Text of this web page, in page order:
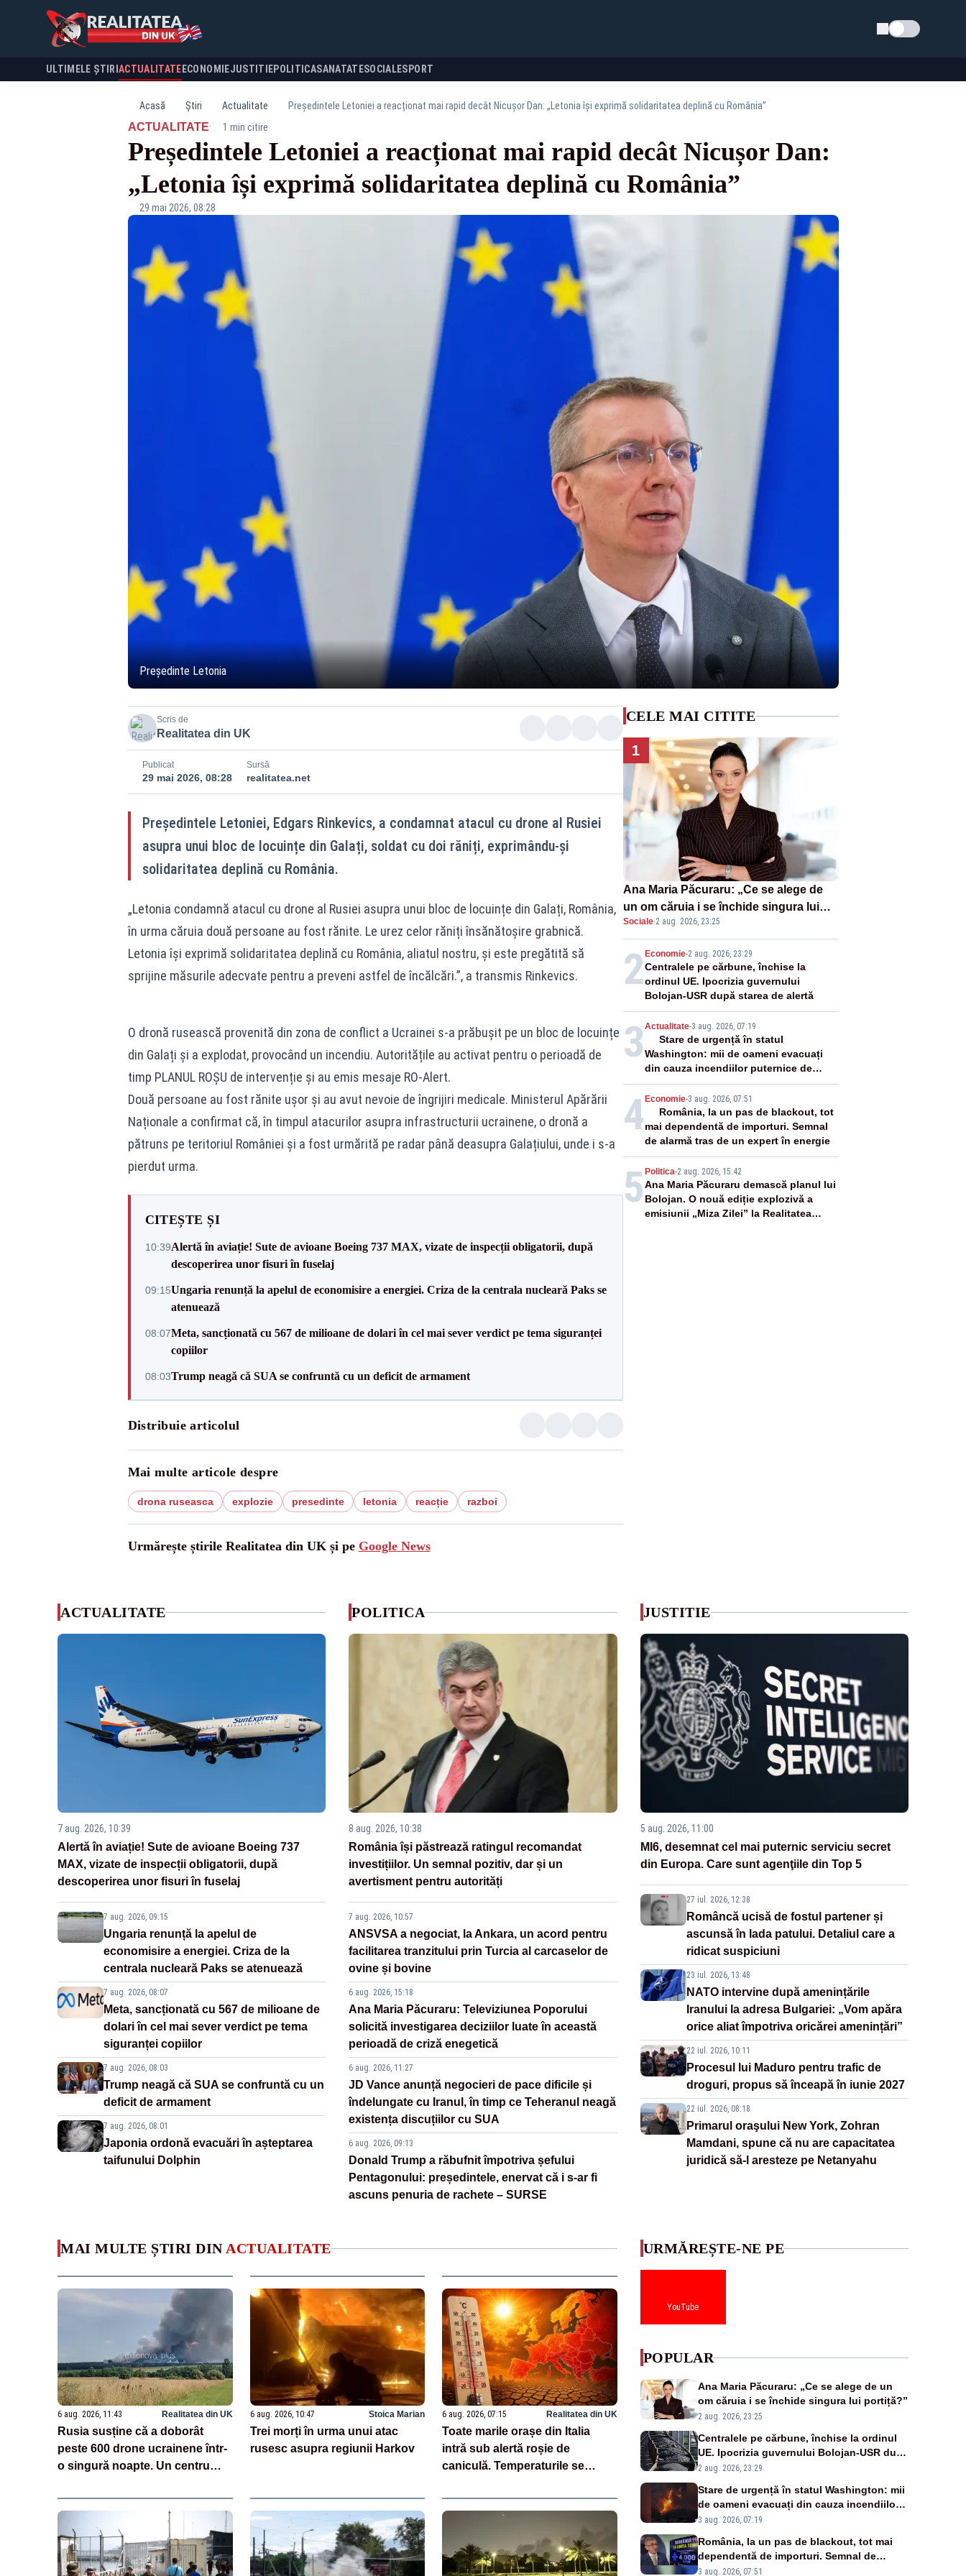
Schimba tema
ULTIMELE ȘTIRI ACTUALITATE ECONOMIEJUSTITIEPOLITICASANATATESOCIALESPORT
Acasă Știri Actualitate Președintele Letoniei a reacționat mai rapid decât Nicușor Dan: „Letonia își exprimă solidaritatea deplină cu România”
ACTUALITATE· 1 min citire
Președintele Letoniei a reacționat mai rapid decât Nicușor Dan:
„Letonia își exprimă solidaritatea deplină cu România”
29 mai 2026, 08:28
Președinte Letonia
Scris de
Realitatea din UK
Publicat
29 mai 2026, 08:28
Sursă
realitatea.net
Președintele Letoniei, Edgars Rinkevics, a condamnat atacul cu drone al Rusiei
asupra unui bloc de locuințe din Galați, soldat cu doi răniți, exprimându-și
solidaritatea deplină cu România.
„Letonia condamnă atacul cu drone al Rusiei asupra unui bloc de locuințe din Galați, România,
în urma căruia două persoane au fost rănite. Le urez celor răniți însănătoșire grabnică.
Letonia își exprimă solidaritatea deplină cu România, aliatul nostru, și este pregătită să
sprijine măsurile adecvate pentru a preveni astfel de încălcări.”, a transmis Rinkevics.
O dronă rusească provenită din zona de conflict a Ucrainei s-a prăbușit pe un bloc de locuințe
din Galați și a explodat, provocând un incendiu. Autoritățile au activat pentru o perioadă de
timp PLANUL ROȘU de intervenție și au emis mesaje RO-Alert.
Două persoane au fost rănite ușor și au avut nevoie de îngrijiri medicale. Ministerul Apărării
Naționale a confirmat că, în timpul atacurilor asupra infrastructurii ucrainene, o dronă a
pătruns pe teritoriul României și a fost urmărită pe radar până deasupra Galațiului, unde i s-a
pierdut urma.
CITEȘTE ȘI
10:39Alertă în aviație! Sute de avioane Boeing 737 MAX, vizate de inspecții obligatorii, după
descoperirea unor fisuri în fuselaj
09:15Ungaria renunță la apelul de economisire a energiei. Criza de la centrala nucleară Paks se
atenuează
08:07Meta, sancționată cu 567 de milioane de dolari în cel mai sever verdict pe tema siguranței
copiilor
08:03Trump neagă că SUA se confruntă cu un deficit de armament
Distribuie articolul
Mai multe articole despre
drona ruseasca explozie presedinte letonia reacție razboi
Urmărește știrile Realitatea din UK și pe Google News
CELE MAI CITITE
1
Ana Maria Păcuraru: „Ce se alege de
un om căruia i se închide singura lui
portiță?”
Sociale·2 aug. 2026, 23:25
2 Economie-2 aug. 2026, 23:29
Centralele pe cărbune, închise la
ordinul UE. Ipocrizia guvernului
Bolojan-USR după starea de alertă
3 Actualitate-3 aug. 2026, 07:19
Stare de urgență în statul
Washington: mii de oameni evacuați
din cauza incendiilor puternice de
vegetație
4 Economie-3 aug. 2026, 07:51
România, la un pas de blackout, tot
mai dependentă de importuri. Semnal
de alarmă tras de un expert în energie
5 Politica-2 aug. 2026, 15:42
Ana Maria Păcuraru demască planul lui
Bolojan. O nouă ediție explozivă a
emisiunii „Miza Zilei” la Realitatea
ACTUALITATE
7 aug. 2026, 10:39
Alertă în aviație! Sute de avioane Boeing 737
MAX, vizate de inspecții obligatorii, după
descoperirea unor fisuri în fuselaj
7 aug. 2026, 09:15
Ungaria renunță la apelul de
economisire a energiei. Criza de la
centrala nucleară Paks se atenuează
7 aug. 2026, 08:07
Meta, sancționată cu 567 de milioane de
dolari în cel mai sever verdict pe tema
siguranței copiilor
7 aug. 2026, 08:03
Trump neagă că SUA se confruntă cu un
deficit de armament
7 aug. 2026, 08:01
Japonia ordonă evacuări în așteptarea
taifunului Dolphin
POLITICA
8 aug. 2026, 10:38
România își păstrează ratingul recomandat
investițiilor. Un semnal pozitiv, dar și un
avertisment pentru autorități
7 aug. 2026, 10:57
ANSVSA a negociat, la Ankara, un acord pentru
facilitarea tranzitului prin Turcia al carcaselor de
ovine și bovine
6 aug. 2026, 15:18
Ana Maria Păcuraru: Televiziunea Poporului
solicită investigarea deciziilor luate în această
perioadă de criză enegetică
6 aug. 2026, 11:27
JD Vance anunță negocieri de pace dificile și
îndelungate cu Iranul, în timp ce Teheranul neagă
existența discuțiilor cu SUA
6 aug. 2026, 09:13
Donald Trump a răbufnit împotriva șefului
Pentagonului: președintele, enervat că i s-ar fi
ascuns penuria de rachete – SURSE
JUSTITIE
5 aug. 2026, 11:00
MI6, desemnat cel mai puternic serviciu secret
din Europa. Care sunt agenţiile din Top 5
27 iul. 2026, 12:38
Româncă ucisă de fostul partener și
ascunsă în lada patului. Detaliul care a
ridicat suspiciuni
23 iul. 2026, 13:48
NATO intervine după amenințările
Iranului la adresa Bulgariei: „Vom apăra
orice aliat împotriva oricărei amenințări”
22 iul. 2026, 10:11
Procesul lui Maduro pentru trafic de
droguri, propus să înceapă în iunie 2027
22 iul. 2026, 08:18
Primarul oraşului New York, Zohran
Mamdani, spune că nu are capacitatea
juridică să-l aresteze pe Netanyahu
MAI MULTE ȘTIRI DIN ACTUALITATE
6 aug. 2026, 11:43 Realitatea din UK
Rusia susține că a doborât
peste 600 drone ucrainene într-
o singură noapte. Un centru
VIDEO
6 aug. 2026, 10:47 Stoica Marian
Trei morți în urma unui atac
rusesc asupra regiunii Harkov
6 aug. 2026, 07:15 Realitatea din UK
Toate marile orașe din Italia
intră sub alertă roșie de
caniculă. Temperaturile se
URMĂREȘTE-NE PE
YouTube
POPULAR
Ana Maria Păcuraru: „Ce se alege de un
om căruia i se închide singura lui portiță?”
2 aug. 2026, 23:25
Centralele pe cărbune, închise la ordinul
UE. Ipocrizia guvernului Bolojan-USR după
starea de alertă
2 aug. 2026, 23:29
Stare de urgență în statul Washington: mii
de oameni evacuați din cauza incendiilor
puternice de vegetație
3 aug. 2026, 07:19
România, la un pas de blackout, tot mai
dependentă de importuri. Semnal de
alarmă tras de un expert în energie
3 aug. 2026, 07:51